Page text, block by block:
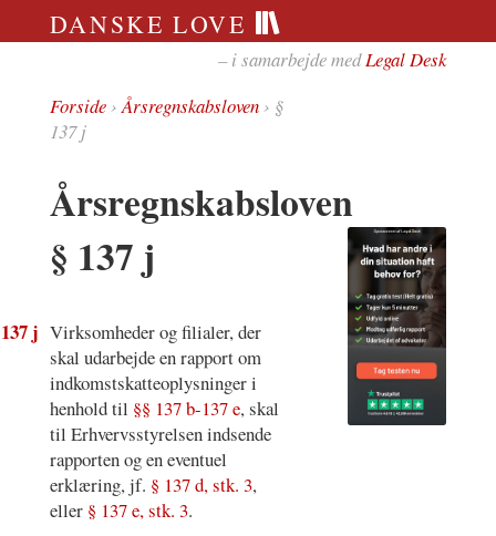
DANSKE LOVE
– i samarbejde medLegal Desk
Forside›Årsregnskabsloven› §
137 j
Årsregnskabsloven
§ 137 j
j Virksomheder og filialer, der
skal udarbejde en rapport om
indkomstskatteoplysninger i
henhold til §§ 137 b-137 e, skal
til Erhvervsstyrelsen indsende
rapporten og en eventuel
erklæring, jf. § 137 d, stk. 3,
eller § 137 e, stk. 3.